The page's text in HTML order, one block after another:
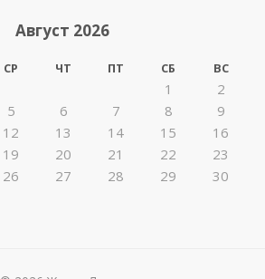
Август 2026
СР ЧТ ПТ СБ ВС
1
2
5 6 7 8
9
12 13 14 15
16
19 20 21 22
23
26 27 28 29
30